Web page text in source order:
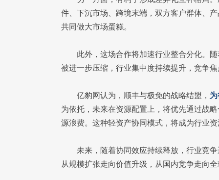
件、下沉市场、跨境末端，双方客户群体、
共同做大市场蛋糕。
此外，这场合作将加速行业整合分化。
被进一步压缩，行业集中度持续提升，竞争
亿豹网认为，顺丰与极免的战略结盟，
为依托，未来在资源配置上，将优先通过战
源浪费。这种轻资产协同模式，将成为行业
未来，随着协同效应持续释放，行业竞
从规模扩张走向价值升级，从国内竞争走向